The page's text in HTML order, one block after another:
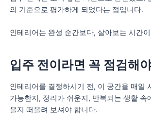
의 기준으로 평가하게 되었다는 점입니다.
인테리어는 완성 순간보다, 살아보는 시간
입주 전이라면 꼭 점검해
인테리어를 결정하시기 전, 이 공간을 매일
가능한지, 정리가 쉬운지, 반복되는 생활 속
을지 떠올려 보셔야 합니다.